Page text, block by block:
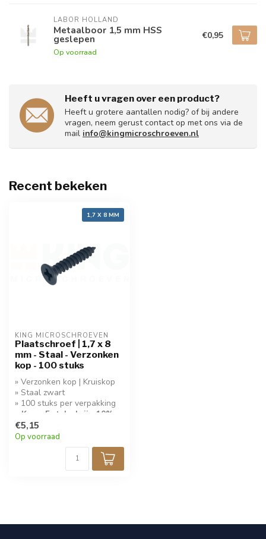
LABOR HOLLAND
Metaalboor 1,5 mm HSS
geslepen
Op voorraad
€0,95
Heeft u vragen over een product?
Heeft u grotere aantallen nodig? of bij andere
vragen, neem gerust contact op met ons via de
mail info@kingmicroschroeven.nl
Recent bekeken
1,7 X 8 MM
KING MICROSCHROEVEN
Plaatschroef | 1,7 x 8
mm - Staal - Verzonken
kop - 100 stuks
» Verzonken kop | Kruiskop
» Staal zwart
» 100 stuks per verpakking
» Koop 5 stuks krijg 10%
korting!
€5,15
Op voorraad